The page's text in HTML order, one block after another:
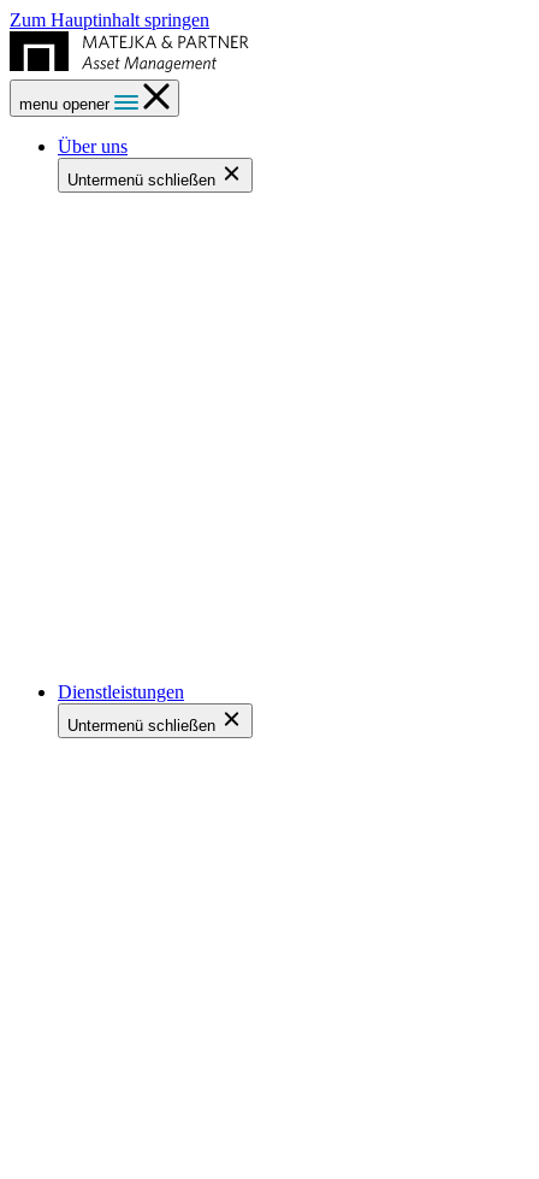
Zum Hauptinhalt springen
menu opener
Über uns
Untermenü schließen
Dienstleistungen
Untermenü schließen